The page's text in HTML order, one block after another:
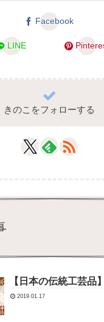
Facebook
LINE
きのこをフォローする
【日本の伝統工芸品
2019.01.17